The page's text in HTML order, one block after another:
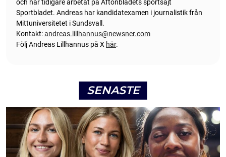
och har tidigare arbetat på Aftonbladets sportsajt
Sportbladet. Andreas har kandidatexamen i journalistik från
Mittuniversitetet i Sundsvall.
Kontakt:andreas.lillhannus@newsner.com
Följ Andreas Lillhannus på X här.
SENASTE